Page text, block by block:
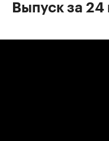
Выпуск за